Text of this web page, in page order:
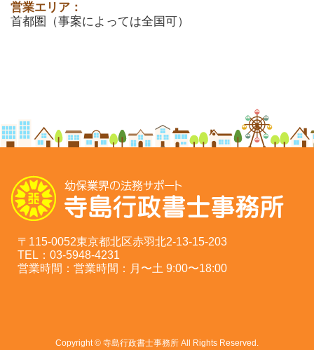
営業エリア：
首都圏（事案によっては全国可）
〒115-0052東京都北区赤羽北2-13-15-203
TEL：03-5948-4231
営業時間：営業時間：月〜土 9:00〜18:00
Copyright © 寺島行政書士事務所 All Rights Reserved.